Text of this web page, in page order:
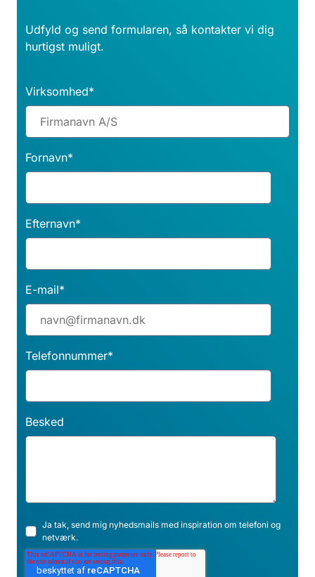
Udfyld og send formularen, så kontakter vi dig
hurtigst muligt.
Virksomhed*
Fornavn*
Efternavn*
E-mail*
Telefonnummer*
Besked
Ja tak, send mig nyhedsmails med inspiration om telefoni og
netværk.